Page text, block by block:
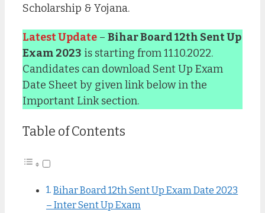
Scholarship & Yojana.
Latest Update – Bihar Board 12th Sent Up
Exam 2023 is starting from 11.10.2022.
Candidates can download Sent Up Exam
Date Sheet by given link below in the
Important Link section.
Table of Contents
Bihar Board 12th Sent Up Exam Date 2023
– Inter Sent Up Exam